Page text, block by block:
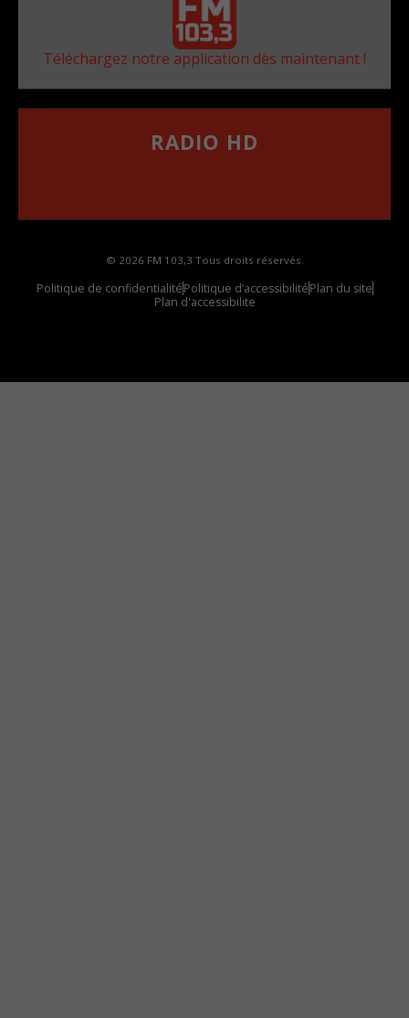
Téléchargez notre application dès maintenant !
RADIO HD
© 2026 FM 103,3 Tous droits réservés.
Politique de confidentialitéPolitique d’accessibilitéPlan du site
Plan d'accessibilite